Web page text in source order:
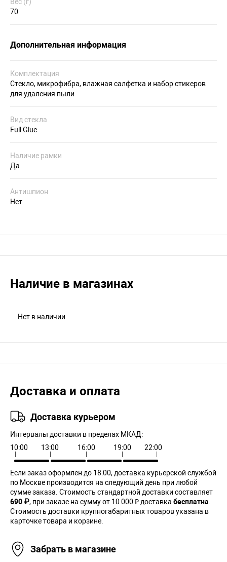
70
Дополнительная информация
Комплектация
Стекло, микрофибра, влажная салфетка и набор стикеров
для удаления пыли
Вид стекла
Full Glue
Наличие рамки
Да
Антишпион
Нет
Наличие в магазинах
Нет в наличии
Доставка и оплата
Доставка курьером
Интервалы доставки в пределах МКАД:
10:00
13:00 16:00 19:00 22:00
Если заказ оформлен до 18:00, доставка курьерской службой
по Москве производится на следующий день при любой
сумме заказа. Cтоимость стандартной доставки составляет
690 ₽, при заказе на сумму от 10 000 ₽ доставка бесплатна
Стоимость доставки крупногабаритных товаров указана в
карточке товара и корзине.
Забрать в магазине